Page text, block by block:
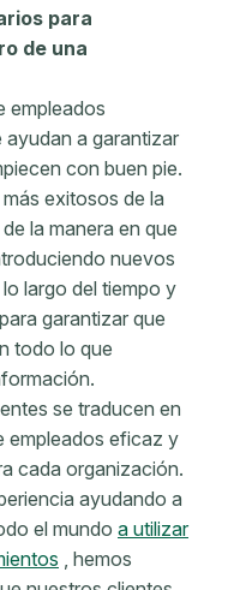
para
de una
empleados
a garantizar
con buen pie.
exitosos de la
la manera en que
nuevos
largo del tiempo y
garantizar que
todo lo que
se traducen en
empleados eficaz y
cada organización.
ayudando a
el mundo a utilizar
, hemos